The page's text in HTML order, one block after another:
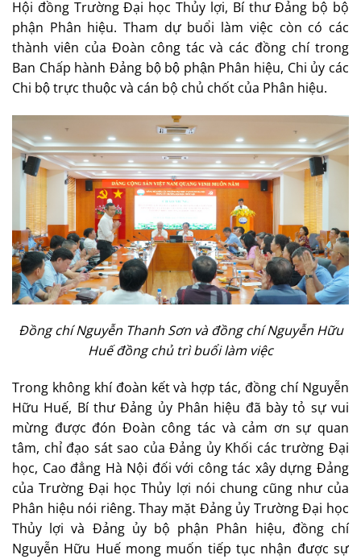
Hội đồng Trường Đại học Thủy lợi, Bí thư Đảng bộ bộ
phận Phân hiệu. Tham dự buổi làm việc còn có các
thành viên của Đoàn công tác và các đồng chí trong
Ban Chấp hành Đảng bộ bộ phận Phân hiệu, Chi ủy các
Chi bộ trực thuộc và cán bộ chủ chốt của Phân hiệu.
Đồng chí Nguyễn Thanh Sơn và đồng chí Nguyễn Hữu
Huế đồng chủ trì buổi làm việc
Trong không khí đoàn kết và hợp tác, đồng chí Nguyễn
Hữu Huế, Bí thư Đảng ủy Phân hiệu đã bày tỏ sự vui
mừng được đón Đoàn công tác và cảm ơn sự quan
tâm, chỉ đạo sát sao của Đảng ủy Khối các trường Đại
học, Cao đẳng Hà Nội đối với công tác xây dựng Đảng
của Trường Đại học Thủy lợi nói chung cũng như của
Phân hiệu nói riêng. Thay mặt Đảng ủy Trường Đại học
Thủy lợi và Đảng ủy bộ phận Phân hiệu, đồng chí
Nguyễn Hữu Huế mong muốn tiếp tục nhận được sự